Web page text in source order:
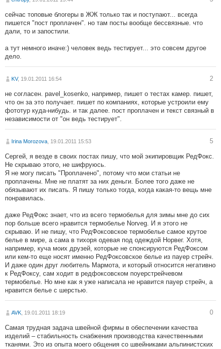
сейчас топовые блогеры в ЖЖ только так и поступают... всегда
пишется "пост проплачен". но там посты вообще бессвязные. что
дали, то и запостили.
а тут немного иначе:) человек ведь тестирует... это совсем другое
дело.
KV, 19.01.2011 16:54 2
не согласен. pavel_kosenko, например, пишет о тестах камер. пишет,
что он за это получает. пишет по компаниях, которые устроили ему
фототур куда-нибудь. и так далее. пост проплачен и текст связный в
независимости от "он ведь тестирует".
Irina Morozova , 19.01.2011 15:53 5
Сергей, я везде в своих постах пишу, что мой экипировщик РедФокс.
Не скрываю этого, не шифруюсь.
Я не могу писать "Проплачено", потому что мои статьи не
проплачены. Мне не платят за них деньги. Более того даже не
обязывают их писать. Я пишу только тогда, когда какая-то вещь мне
понравилась.
даже РедФокс знает, что из всего термобелья для зимы мне до сих
пор больше всего нравится термобелье Norveg. И я этого не
скрываю. И не пишу, что РедФоксовское термобелье самое крутое
белье в мире, а сама в тихоря одевая под одеждой Норвег. Хотя,
например, куча моих друзей, которые не спонсируются РедФоксом
или кем-то еще носят именно РедФоксовское белье из пауер стрейч.
И даже один друг любитель Мармота, и который относится негативно
к РедФоксу, сам ходит в редфоксовском поуерстрейчевом
термобелье. Но мне как я уже написала не нравится пауер стрейч, а
нравится белье с шерстью.
AVK , 19.01.2011 18:19 0
Самая трудная задача швейной фирмы в обеспечении качества
изделий – стабильность снабжения производства качественными
тканями. Это из опыта моего общения со швейниками альпинистских